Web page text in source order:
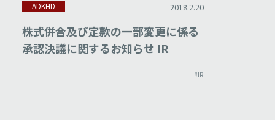
ADKHD 2018.2.20
株式併合及び定款の一部変更に係る
承認決議に関するお知らせ IR
#IR